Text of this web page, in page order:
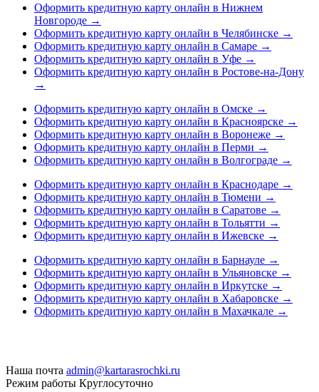
Оформить кредитную карту онлайн в Нижнем
Новгороде →
Оформить кредитную карту онлайн в Челябинске →
Оформить кредитную карту онлайн в Самаре →
Оформить кредитную карту онлайн в Уфе →
Оформить кредитную карту онлайн в Ростове-на-Дону
→
Оформить кредитную карту онлайн в Омске →
Оформить кредитную карту онлайн в Красноярске →
Оформить кредитную карту онлайн в Воронеже →
Оформить кредитную карту онлайн в Перми →
Оформить кредитную карту онлайн в Волгограде →
Оформить кредитную карту онлайн в Краснодаре →
Оформить кредитную карту онлайн в Тюмени →
Оформить кредитную карту онлайн в Саратове →
Оформить кредитную карту онлайн в Тольятти →
Оформить кредитную карту онлайн в Ижевске →
Оформить кредитную карту онлайн в Барнауле →
Оформить кредитную карту онлайн в Ульяновске →
Оформить кредитную карту онлайн в Иркутске →
Оформить кредитную карту онлайн в Хабаровске →
Оформить кредитную карту онлайн в Махачкале →
Наша почта admin@kartarasrochki.ru
Режим работы Круглосуточно